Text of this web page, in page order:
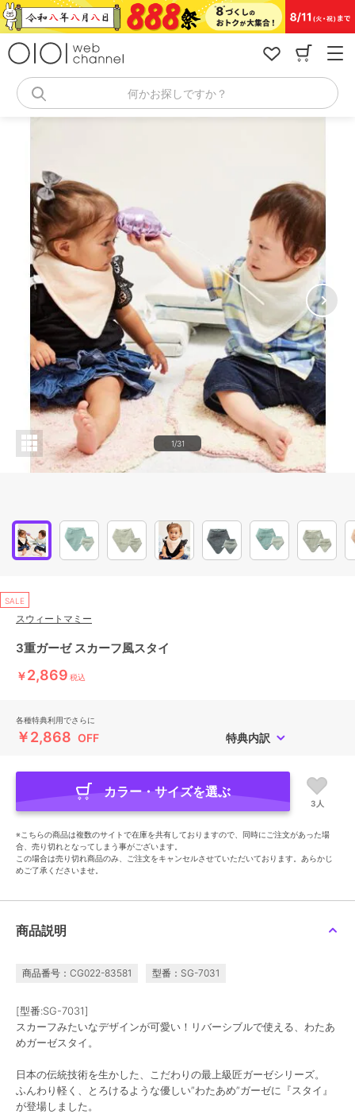
コ
ン
何かお探しですか？
1/31
SALE
スウィートマミー
3重ガーゼ スカーフ風スタイ
￥2,869 税込
各種特典利用でさらに
￥2,868 OFF 特典内訳
カラー・サイズを選ぶ
3人
※こちらの商品は複数のサイトで在庫を共有しておりますので、同時にご注文があった場
合、売り切れとなってしまう事がございます。
この場合は売り切れ商品のみ、ご注文をキャンセルさせていただいております。あらかじ
めご了承くださいませ。
商品説明
商品番号：CG022-83581 型番：SG-7031
[型番:SG-7031]
スカーフみたいなデザインが可愛い！リバーシブルで使える、わたあ
めガーゼスタイ。
日本の伝統技術を生かした、こだわりの最上級匠ガーゼシリーズ。
ふんわり軽く、とろけるような優しい”わたあめ”ガーゼに『スタイ』
が登場しました。